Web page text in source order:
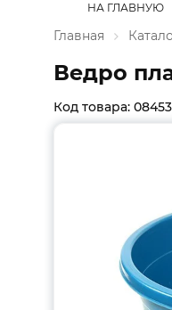
НА ГЛАВНУЮ
Главная
Ведро
Код товара: